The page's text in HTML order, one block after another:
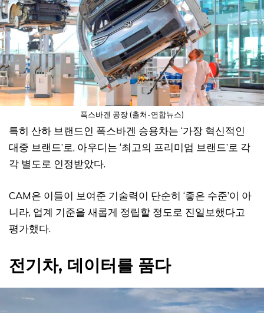
폭스바겐 공장 (출처-연합뉴스)
특히 산하 브랜드인 폭스바겐 승용차는 ‘가장 혁신적인
대중 브랜드’로, 아우디는 ‘최고의 프리미엄 브랜드’로 각
각 별도로 인정받았다.
CAM은 이들이 보여준 기술력이 단순히 ‘좋은 수준’이 아
니라, 업계 기준을 새롭게 정립할 정도로 진일보했다고
평가했다.
전기차, 데이터를 품다